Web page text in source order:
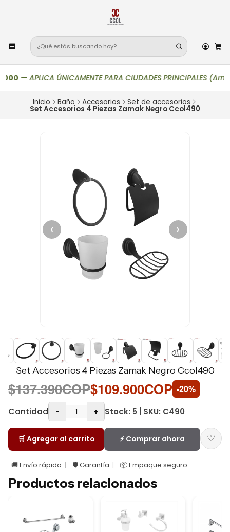
— APLICA ÚNICAMENTE PARA CIUDADES PRINCIPALES
Inicio Baño Accesorios Set de accesorios
Set Accesorios 4 Piezas Zamak Negro Ccol490
‹ ›
Set Accesorios 4 Piezas Zamak Negro Ccol490
$137.390COP$109.900COP -20%
Cantidad
- + Stock: 5 | SKU: C490
🛒 Agregar al carrito ⚡ Comprar ahora ♡
🚚 Envío rápido 🛡️ Garantía 📦 Empaque seguro
Productos relacionados